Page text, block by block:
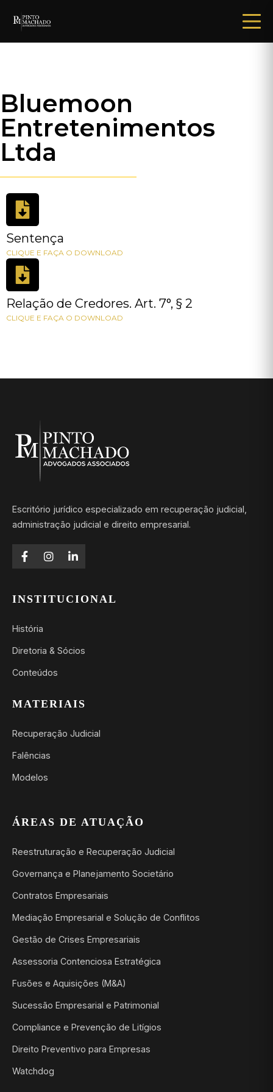
Bluemoon
Entretenimentos
Ltda
Sentença
CLIQUE E FAÇA O DOWNLOAD
Relação de Credores. Art. 7°, § 2
CLIQUE E FAÇA O DOWNLOAD
Escritório jurídico especializado em recuperação judicial,
administração judicial e direito empresarial.
INSTITUCIONAL
História
Diretoria & Sócios
Conteúdos
MATERIAIS
Recuperação Judicial
Falências
Modelos
ÁREAS DE ATUAÇÃO
Reestruturação e Recuperação Judicial
Governança e Planejamento Societário
Contratos Empresariais
Mediação Empresarial e Solução de Conflitos
Gestão de Crises Empresariais
Assessoria Contenciosa Estratégica
Fusões e Aquisições (M&A)
Sucessão Empresarial e Patrimonial
Compliance e Prevenção de Litígios
Direito Preventivo para Empresas
Watchdog